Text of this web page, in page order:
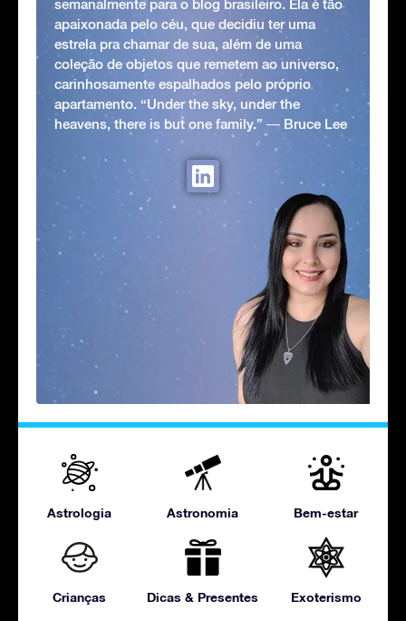
semanalmente para o blog brasileiro. Ela é tão
apaixonada pelo céu, que decidiu ter uma
estrela pra chamar de sua, além de uma
coleção de objetos que remetem ao universo,
carinhosamente espalhados pelo próprio
apartamento. “Under the sky, under the
heavens, there is but one family.” ― Bruce Lee
Astrologia Astronomia Bem-estar
Crianças Dicas & Presentes Exoterismo